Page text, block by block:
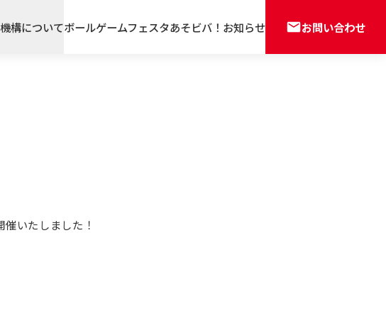
構についてボールゲームフェスタあそビバ！ お知らせ お問い合わせ
いたしました！